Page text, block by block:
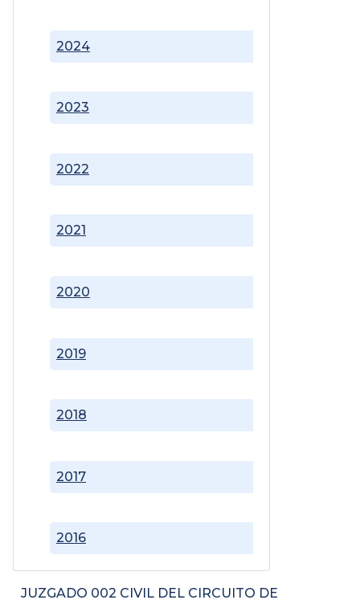
2016
2017
2018
2019
2020
2021
2022
2023
2024
JUZGADO 002 CIVIL DEL CIRCUITO DE